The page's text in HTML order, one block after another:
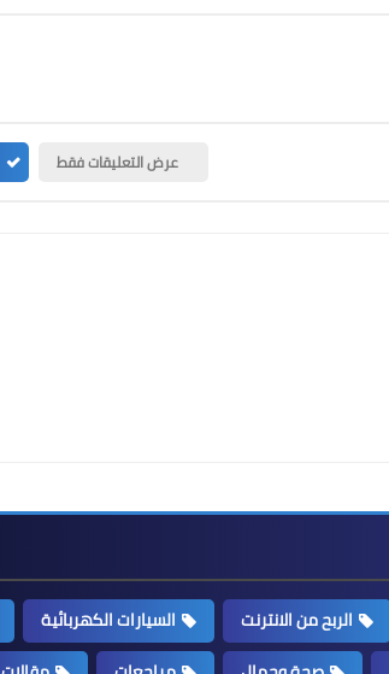
عرض التعليقات فقط
الربح من الانترنت السيارات الكهربائية